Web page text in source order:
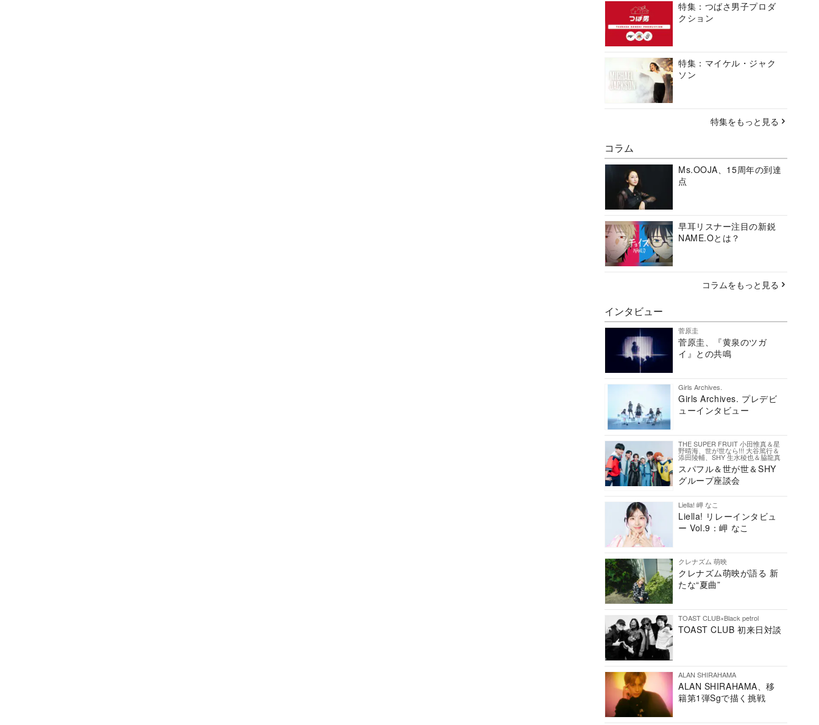
特集：つばさ男子プロダ
クション
特集：マイケル・ジャク
ソン
特集をもっと見る
コラム
Ms.OOJA、15周年の到達
点
早耳リスナー注目の新鋭
NAME.Oとは？
コラムをもっと見る
インタビュー
菅原圭
菅原圭、『黄泉のツガ
イ』との共鳴
Girls Archives.
Girls Archives. プレデビ
ューインタビュー
THE SUPER FRUIT 小田惟真＆星
野晴海、世が世なら!!! 大谷篤行＆
添田陵輔、SHY 生水稜也＆脇龍真
スパフル＆世が世＆SHY
グループ座談会
Liella! 岬 なこ
Liella! リレーインタビュ
ー Vol.9：岬 なこ
クレナズム 萌映
クレナズム萌映が語る 新
たな“夏曲”
TOAST CLUB×Black petrol
TOAST CLUB 初来日対談
ALAN SHIRAHAMA
ALAN SHIRAHAMA、移
籍第1弾Sgで描く挑戦